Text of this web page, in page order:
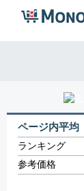
ページ内平均
ランキング
参考価格